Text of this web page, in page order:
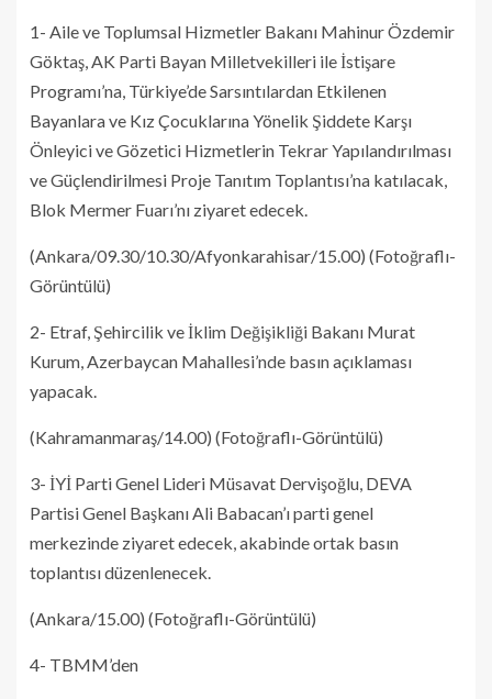
1- Aile ve Toplumsal Hizmetler Bakanı Mahinur Özdemir
Göktaş, AK Parti Bayan Milletvekilleri ile İstişare
Programı’na, Türkiye’de Sarsıntılardan Etkilenen
Bayanlara ve Kız Çocuklarına Yönelik Şiddete Karşı
Önleyici ve Gözetici Hizmetlerin Tekrar Yapılandırılması
ve Güçlendirilmesi Proje Tanıtım Toplantısı’na katılacak,
Blok Mermer Fuarı’nı ziyaret edecek.
(Ankara/09.30/10.30/Afyonkarahisar/15.00) (Fotoğraflı-
Görüntülü)
2- Etraf, Şehircilik ve İklim Değişikliği Bakanı Murat
Kurum, Azerbaycan Mahallesi’nde basın açıklaması
yapacak.
(Kahramanmaraş/14.00) (Fotoğraflı-Görüntülü)
3- İYİ Parti Genel Lideri Müsavat Dervişoğlu, DEVA
Partisi Genel Başkanı Ali Babacan’ı parti genel
merkezinde ziyaret edecek, akabinde ortak basın
toplantısı düzenlenecek.
(Ankara/15.00) (Fotoğraflı-Görüntülü)
4- TBMM’den